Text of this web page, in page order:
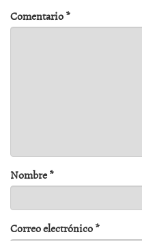
Comentario*
Nombre*
Correo electrónico*